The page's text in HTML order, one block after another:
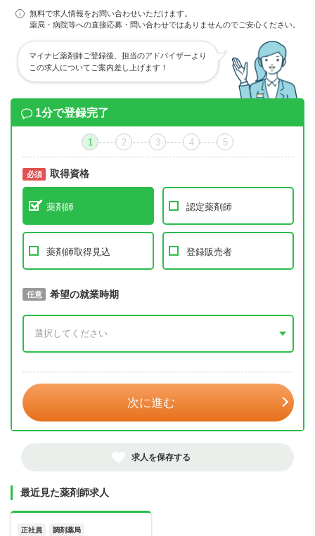
無料で求人情報をお問い合わせいただけます。
薬局・病院等への直接応募・問い合わせではありませんのでご安心ください。
マイナビ薬剤師ご登録後、担当のアドバイザーより
この求人についてご案内差し上げます！
1分で登録完了
1 2 3 4 5
必須 取得資格
薬剤師 認定薬剤師
薬剤師取得見込 登録販売者
必須 取得予定年
任意 希望の就業時期
次に進む
求人を保存する
最近見た薬剤師求人
正社員 調剤薬局